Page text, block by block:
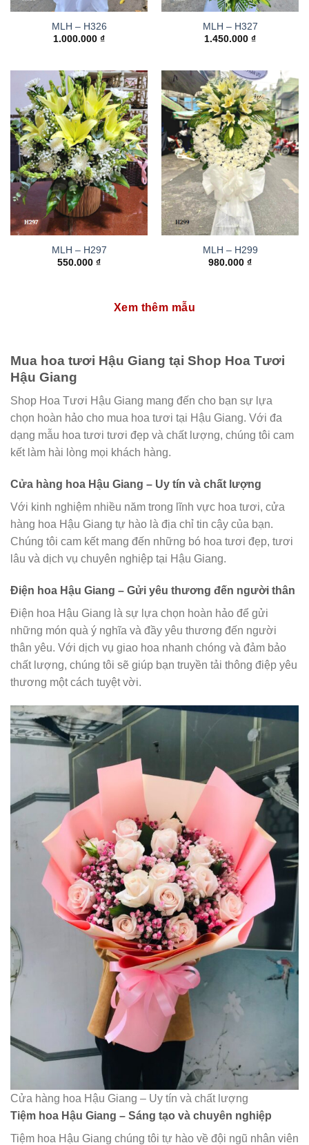
MLH – H326
1.000.000 ₫
MLH – H327
1.450.000 ₫
MLH – H297
550.000 ₫
MLH – H299
980.000 ₫
Xem thêm mẫu
Mua hoa tươi Hậu Giang tại Shop Hoa Tươi
Hậu Giang
Shop Hoa Tươi Hậu Giang mang đến cho bạn sự lựa
chọn hoàn hảo cho mua hoa tươi tại Hậu Giang. Với đa
dạng mẫu hoa tươi tươi đẹp và chất lượng, chúng tôi cam
kết làm hài lòng mọi khách hàng.
Cửa hàng hoa Hậu Giang – Uy tín và chất lượng
Với kinh nghiệm nhiều năm trong lĩnh vực hoa tươi, cửa
hàng hoa Hậu Giang tự hào là địa chỉ tin cậy của bạn.
Chúng tôi cam kết mang đến những bó hoa tươi đẹp, tươi
lâu và dịch vụ chuyên nghiệp tại Hậu Giang.
Điện hoa Hậu Giang – Gửi yêu thương đến người thân
Điện hoa Hậu Giang là sự lựa chọn hoàn hảo để gửi
những món quà ý nghĩa và đầy yêu thương đến người
thân yêu. Với dịch vụ giao hoa nhanh chóng và đảm bảo
chất lượng, chúng tôi sẽ giúp bạn truyền tải thông điệp yêu
thương một cách tuyệt vời.
Cửa hàng hoa Hậu Giang – Uy tín và chất lượng
Tiệm hoa Hậu Giang – Sáng tạo và chuyên nghiệp
Tiệm hoa Hậu Giang chúng tôi tự hào về đội ngũ nhân viên